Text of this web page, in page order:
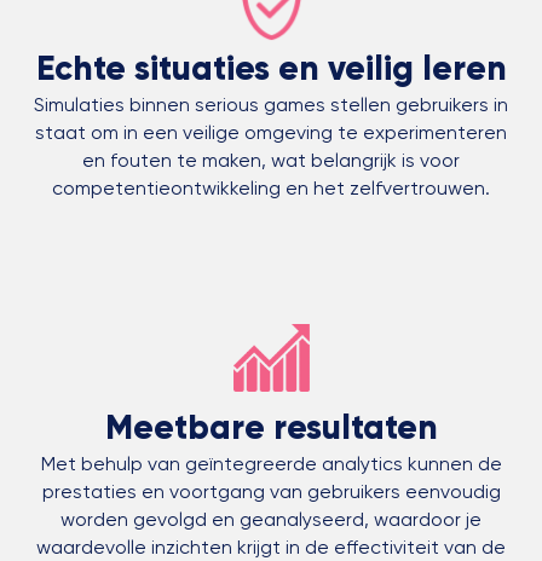
Echte situaties en veilig leren
Simulaties binnen serious games stellen gebruikers in
staat om in een veilige omgeving te experimenteren
en fouten te maken, wat belangrijk is voor
competentieontwikkeling en het zelfvertrouwen.
Meetbare resultaten
Met behulp van geïntegreerde analytics kunnen de
prestaties en voortgang van gebruikers eenvoudig
worden gevolgd en geanalyseerd, waardoor je
waardevolle inzichten krijgt in de effectiviteit van de